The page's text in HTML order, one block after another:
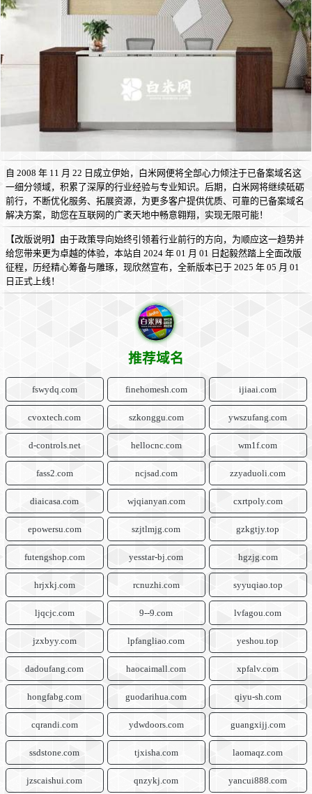
自 2008 年 11 月 22 日成立伊始，白米网便将全部心力倾注于已备案域名这
一细分领域，积累了深厚的行业经验与专业知识。后期，白米网将继续砥砺
前行，不断优化服务、拓展资源，为更多客户提供优质、可靠的已备案域名
解决方案，助您在互联网的广袤天地中畅意翱翔，实现无限可能！
【改版说明】由于政策导向始终引领着行业前行的方向，为顺应这一趋势并
给您带来更为卓越的体验，本站自 2024 年 01 月 01 日起毅然踏上全面改版
征程，历经精心筹备与雕琢，现欣然宣布，全新版本已于 2025 年 05 月 01
日正式上线！
推荐域名
fswydq.com finehomesh.com ijiaai.com
cvoxtech.com szkonggu.com ywszufang.com
d-controls.net hellocnc.com wm1f.com
fass2.com ncjsad.com zzyaduoli.com
diaicasa.com wjqianyan.com cxrtpoly.com
epowersu.com szjtlmjg.com gzkgtjy.top
futengshop.com yesstar-bj.com hgzjg.com
hrjxkj.com rcnuzhi.com syyuqiao.top
ljqcjc.com 9--9.com lvfagou.com
jzxbyy.com lpfangliao.com yeshou.top
dadoufang.com haocaimall.com xpfalv.com
hongfabg.com guodarihua.com qiyu-sh.com
cqrandi.com ydwdoors.com guangxijj.com
ssdstone.com tjxisha.com laomaqz.com
jzscaishui.com qnzykj.com yancui888.com